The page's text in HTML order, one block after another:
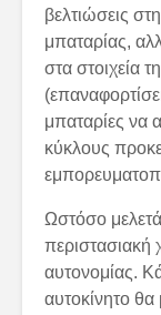
βελτιώσεις
μπαταρίας,
στα στοιχεία
μπαταρίες να
κύκλους
Ωστόσο
περιστασιακή
αυτονομίας.
αυτοκίνητο